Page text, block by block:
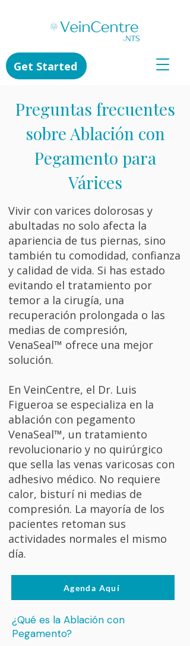
Get Started
Preguntas frecuentes
sobre Ablación con
Pegamento para
Várices
Vivir con varices dolorosas y
abultadas no solo afecta la
apariencia de tus piernas, sino
también tu comodidad, confianza
y calidad de vida. Si has estado
evitando el tratamiento por
temor a la cirugía, una
recuperación prolongada o las
medias de compresión,
VenaSeal™ ofrece una mejor
solución.
En VeinCentre, el Dr. Luis
Figueroa se especializa en la
ablación con pegamento
VenaSeal™, un tratamiento
revolucionario y no quirúrgico
que sella las venas varicosas con
adhesivo médico. No requiere
calor, bisturí ni medias de
compresión. La mayoría de los
pacientes retoman sus
actividades normales el mismo
día.
Agenda Aquí
¿Qué es la Ablación con
Pegamento?